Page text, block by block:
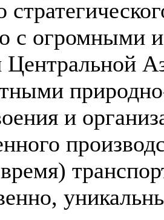
с огромными
Центральной
и
время)